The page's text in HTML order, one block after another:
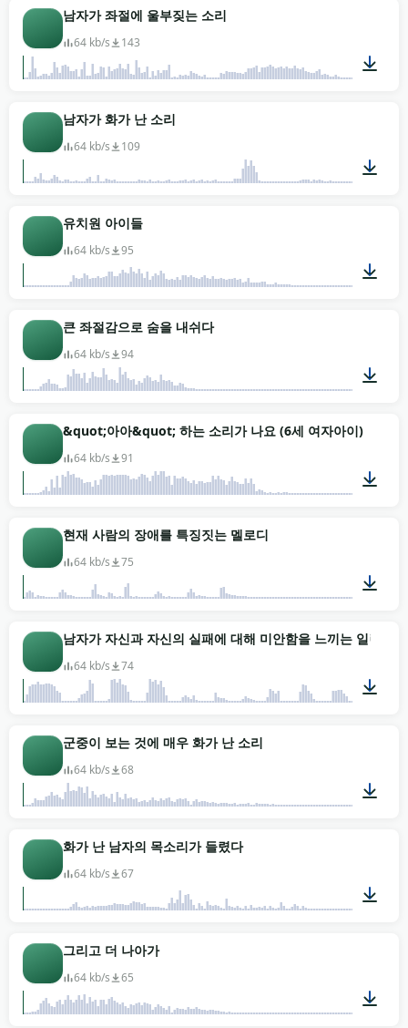
남자가 좌절에 울부짖는 소리
64 kb/s 143
남자가 화가 난 소리
64 kb/s 109
유치원 아이들
64 kb/s 95
큰 좌절감으로 숨을 내쉬다
64 kb/s 94
00:05
&quot;아아&quot; 하는 소리가 나요 (6세 여자아이)
64 kb/s 91
현재 사람의 장애를 특징짓는 멜로디
64 kb/s 75
00:07
남자가 자신과 자신의 실패에 대해 미안함을 느끼는 일련의
64 kb/s 74
군중이 보는 것에 매우 화가 난 소리
64 kb/s 68
화가 난 남자의 목소리가 들렸다
64 kb/s 67
그리고 더 나아가
64 kb/s 65